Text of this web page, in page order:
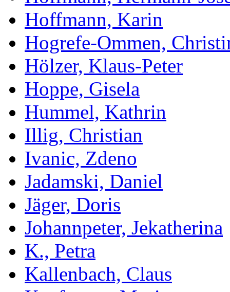
Hoffmann, Karin
Hogrefe-Ommen,
Hölzer, Klaus-Peter
Hoppe, Gisela
Hummel, Kathrin
Illig, Christian
Ivanic, Zdeno
Jadamski, Daniel
Jäger, Doris
Johannpeter, Jekatherina
K., Petra
Kallenbach, Claus